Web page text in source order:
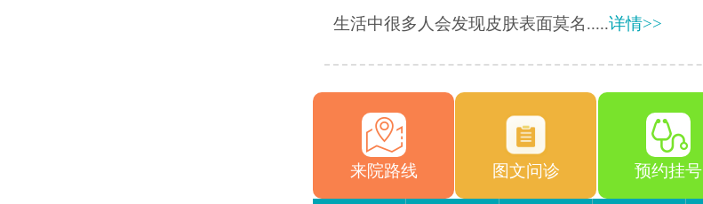
生活中很多人会发现皮肤表面莫名.....详情>>
来院路线 图文问诊 预约挂号